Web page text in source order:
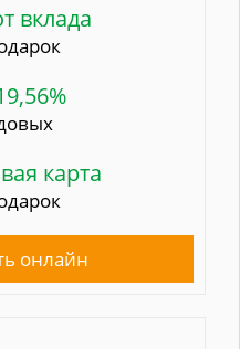
вклада
карта
онлайн